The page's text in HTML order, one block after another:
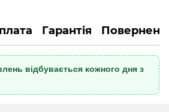
Гарантія
відбувається кожного дня з